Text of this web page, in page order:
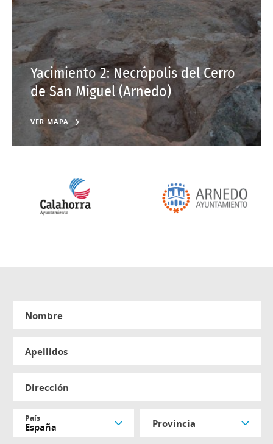
Yacimiento 2: Necrópolis del Cerro
de San Miguel (Arnedo)
VER MAPA
nombre
apellidos
dirección
país provincia